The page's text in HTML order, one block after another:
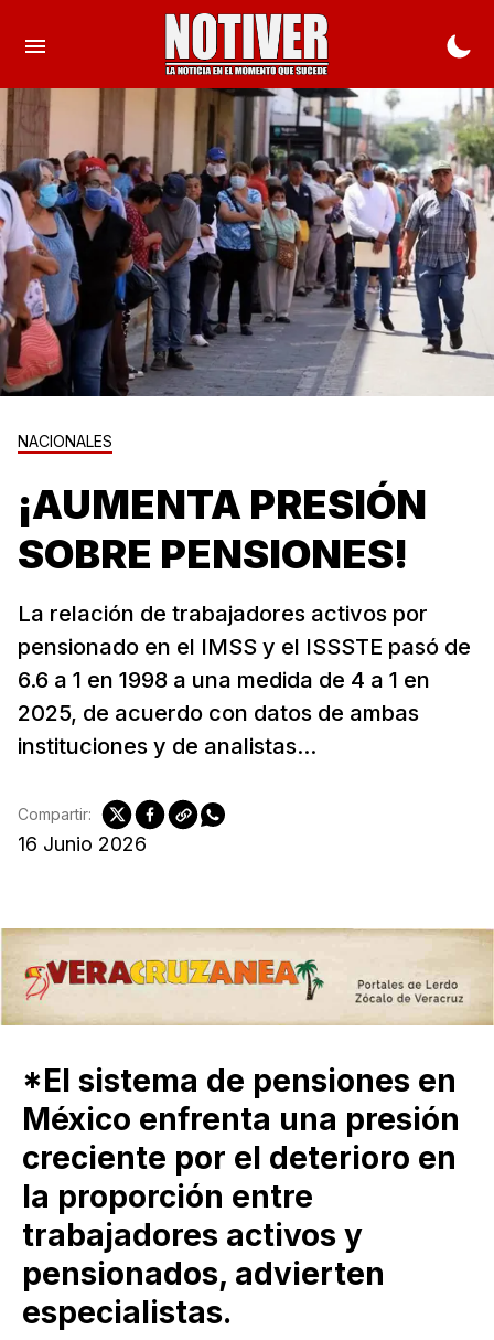
NACIONALES
¡AUMENTA PRESIÓN
SOBRE PENSIONES!
La relación de trabajadores activos por
pensionado en el IMSS y el ISSSTE pasó de
6.6 a 1 en 1998 a una medida de 4 a 1 en
2025, de acuerdo con datos de ambas
instituciones y de analistas...
16 Junio 2026
Compartir:
*El sistema de pensiones en
México enfrenta una presión
creciente por el deterioro en
la proporción entre
trabajadores activos y
pensionados, advierten
especialistas.